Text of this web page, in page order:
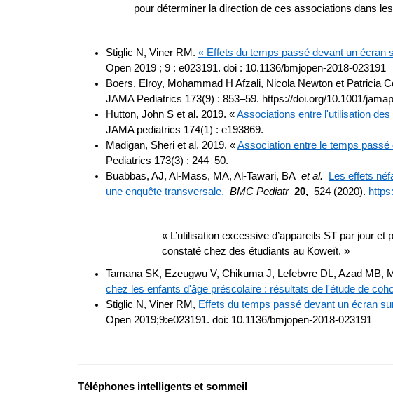
pour déterminer la direction de ces associations dans
Stiglic N, Viner RM. « Effets du temps passé devant un écran
Open 2019 ; 9 : e023191. doi : 10.1136/bmjopen-2018-023191
Boers, Elroy, Mohammad H Afzali, Nicola Newton et Patricia
JAMA Pediatrics 173(9) : 853–59. https://doi.org/10.1001/
Hutton, John S et al. 2019. «Associations entre l'utilisation
JAMA pediatrics 174(1) : e193869.
Madigan, Sheri et al. 2019. «Association entre le temps
Pediatrics 173(3) : 244–50.
Buabbas, AJ, Al-Mass, MA, Al-Tawari, BA et al.
Les effets
une enquête transversale. BMC Pediatr 20, 524 (2020).
« L’utilisation excessive d’appareils ST par jour
constaté chez des étudiants au Koweït. »
Tamana SK, Ezeugwu V, Chikuma J, Lefebvre DL, Azad MB,
chez les enfants d'âge préscolaire : résultats de l'étude de
Stiglic N, Viner RM, Effets du temps passé devant un écran
Open 2019;9:e023191. doi: 10.1136/bmjopen-2018-023191
Téléphones intelligents et sommeil